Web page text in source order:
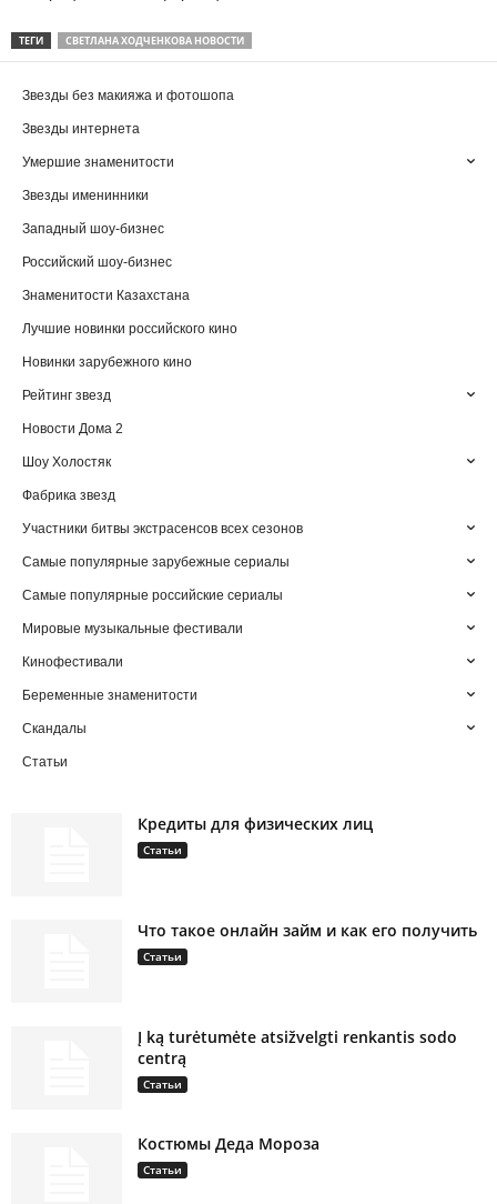
ТЕГИ СВЕТЛАНА ХОДЧЕНКОВА НОВОСТИ
Звезды без макияжа и фотошопа
Звезды интернета
Умершие знаменитости
Звезды именинники
Западный шоу-бизнес
Российский шоу-бизнес
Знаменитости Казахстана
Лучшие новинки российского кино
Новинки зарубежного кино
Рейтинг звезд
Новости Дома 2
Шоу Холостяк
Фабрика звезд
Участники битвы экстрасенсов всех сезонов
Самые популярные зарубежные сериалы
Самые популярные российские сериалы
Мировые музыкальные фестивали
Кинофестивали
Беременные знаменитости
Скандалы
Статьи
Кредиты для физических лиц
Статьи
Что такое онлайн займ и как его получить
Статьи
Į ką turėtumėte atsižvelgti renkantis sodo
centrą
Статьи
Костюмы Деда Мороза
Статьи